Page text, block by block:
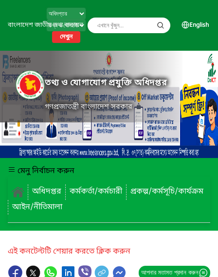
বাংলাদেশ জাতীয় তথ্য বাতায়ন
দেখুন
English
তথ্য ও যোগাযোগ প্রযুক্তি অধিদপ্তর
গণপ্রজাতন্ত্রী বাংলাদেশ সরকার
মেনু নির্বাচন করুন
অধিদপ্তর
কর্মকর্তা/কর্মচারী
প্রকল্প/কর্মসূচি/কার্যক্রম
আইন/নীতিমালা
এই কনটেন্টটি শেয়ার করতে ক্লিক করুন
আপনার মতামত প্রদান করুন